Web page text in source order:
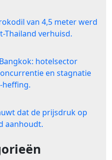
van 4,5 meter werd
Thailand verhuisd.
hotelsector
en stagnatie
heffing.
dat de prijsdruk op
aanhoudt.